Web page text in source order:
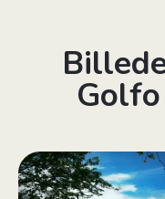
Golfo